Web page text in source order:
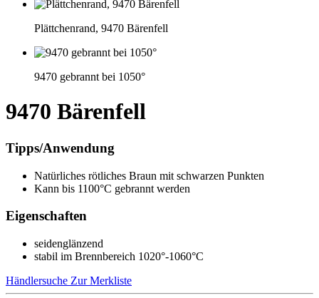
Plättchenrand, 9470 Bärenfell
9470 gebrannt bei 1050°
9470 Bärenfell
Tipps/Anwendung
Natürliches rötliches Braun mit schwarzen Punkten
Kann bis 1100°C gebrannt werden
Eigenschaften
seidenglänzend
stabil im Brennbereich 1020°-1060°C
Händlersuche Zur Merkliste